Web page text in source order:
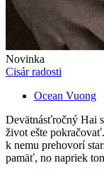
Novinka
Cisár radosti
Ocean Vuong
Devätnásťročný Hai
život ešte
k nemu prehovorí
pamäť, no napriek